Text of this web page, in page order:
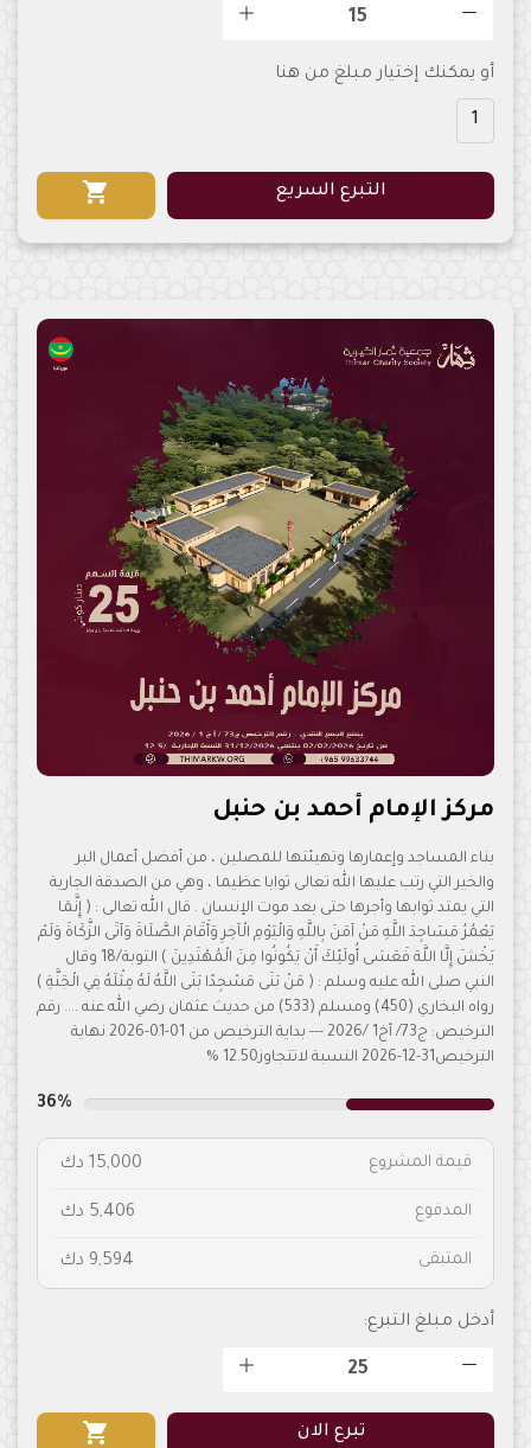
أو يمكنك إختيار مبلغ من هنا
1
التبرع السريع shopping_cart
مركز الإمام أحمد بن حنبل
بناء المساجد وإعمارها وتهيئتها للمصلين ، من أفضل أعمال البر
والخير التي رتب عليها الله تعالى ثوابا عظيما ، وهي من الصدقة الجارية
التي يمتد ثوابها وأجرها حتى بعد موت الإنسان . قال الله تعالى : ( إِنَّمَا
يَعْمُرُ مَسَاجِدَ اللَّهِ مَنْ آمَنَ بِاللَّهِ وَالْيَوْمِ الْآخِرِ وَأَقَامَ الصَّلَاةَ وَآتَى الزَّكَاةَ وَلَمْ
يَخْشَ إِلَّا اللَّهَ فَعَسَى أُولَئِكَ أَنْ يَكُونُوا مِنَ الْمُهْتَدِينَ ) التوبة/18 وقال
النبي صلى الله عليه وسلم : ( مَنْ بَنَى مَسْجِدًا بَنَى اللَّهُ لَهُ مِثْلَهُ فِي الْجَنَّةِ )
رواه البخاري (450) ومسلم (533) من حديث عثمان رضي الله عنه .... رقم
الترخيص: ج73/ أخ1 /2026 --- بداية الترخيص من 01-01-2026 نهاية
الترخيص31-12-2026 النسبة لاتتجاوز12.50 %
36%
قيمة المشروع 15,000 دك
المدفوع 5,406 دك
المتبقى 9,594 دك
أدخل مبلغ التبرع:
تبرع الان shopping_cart